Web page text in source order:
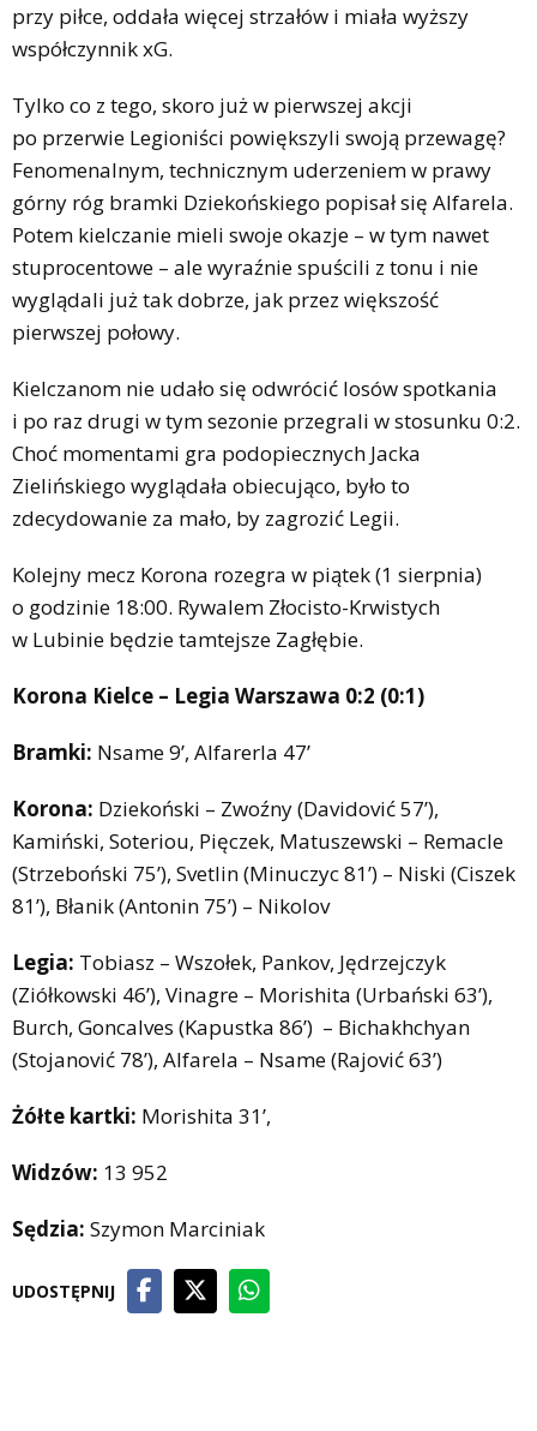
przy piłce, oddała więcej strzałów i miała wyższy
współczynnik xG.
Tylko co z tego, skoro już w pierwszej akcji
po przerwie Legioniści powiększyli swoją przewagę?
Fenomenalnym, technicznym uderzeniem w prawy
górny róg bramki Dziekońskiego popisał się Alfarela.
Potem kielczanie mieli swoje okazje – w tym nawet
stuprocentowe – ale wyraźnie spuścili z tonu i nie
wyglądali już tak dobrze, jak przez większość
pierwszej połowy.
Kielczanom nie udało się odwrócić losów spotkania
i po raz drugi w tym sezonie przegrali w stosunku 0:2.
Choć momentami gra podopiecznych Jacka
Zielińskiego wyglądała obiecująco, było to
zdecydowanie za mało, by zagrozić Legii.
Kolejny mecz Korona rozegra w piątek (1 sierpnia)
o godzinie 18:00. Rywalem Złocisto-Krwistych
w Lubinie będzie tamtejsze Zagłębie.
Korona Kielce – Legia Warszawa 0:2 (0:1)
Bramki: Nsame 9’, Alfarerla 47’
Korona: Dziekoński – Zwoźny (Davidović 57’),
Kamiński, Soteriou, Pięczek, Matuszewski – Remacle
(Strzeboński 75’), Svetlin (Minuczyc 81’) – Niski (Ciszek
81’), Błanik (Antonin 75’) – Nikolov
Legia: Tobiasz – Wszołek, Pankov, Jędrzejczyk
(Ziółkowski 46’), Vinagre – Morishita (Urbański 63’),
Burch, Goncalves (Kapustka 86’) – Bichakhchyan
(Stojanović 78’), Alfarela – Nsame (Rajović 63’)
Żółte kartki: Morishita 31’,
Widzów: 13 952
Sędzia: Szymon Marciniak
UDOSTĘPNIJ